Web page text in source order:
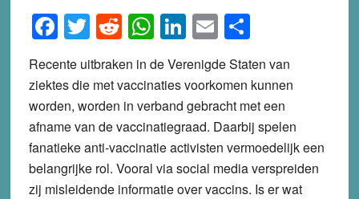
Facebook
Twitter
Reddit
WhatsApp
LinkedIn
EmailShare
Recente uitbraken in de Verenigde Staten van
ziektes die met vaccinaties voorkomen kunnen
worden, worden in verband gebracht met een
afname van de vaccinatiegraad. Daarbij spelen
fanatieke anti-vaccinatie activisten vermoedelijk een
belangrijke rol. Vooral via social media verspreiden
zij misleidende informatie over vaccins. Is er wat